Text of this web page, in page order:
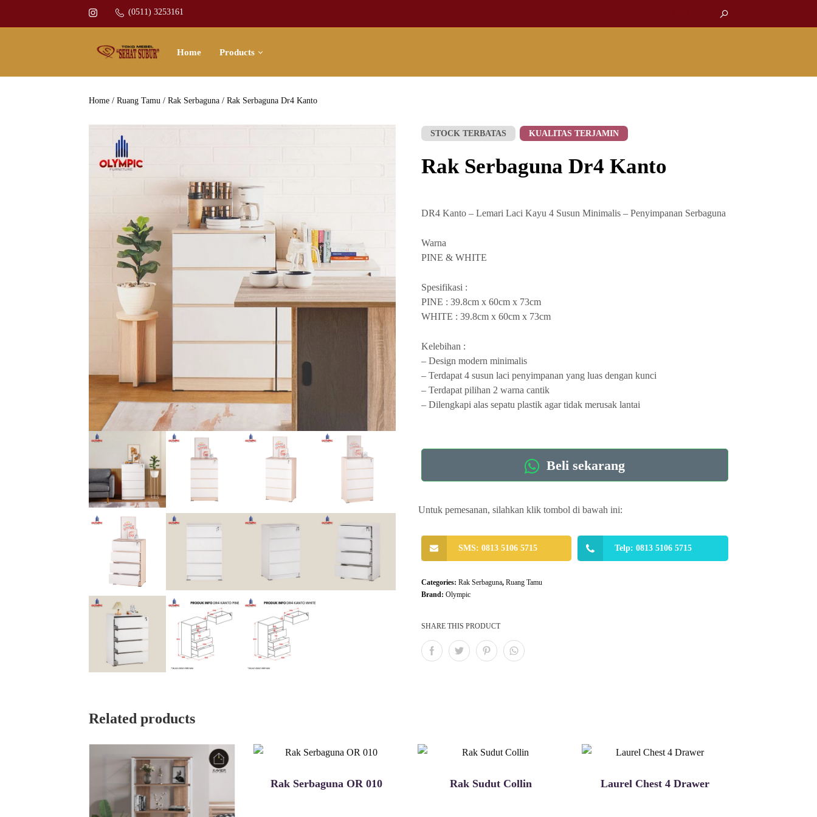
(0511) 3253161
Home Products
Home /Ruang Tamu /Rak Serbaguna / Rak Serbaguna Dr4 Kanto
STOCK TERBATAS KUALITAS TERJAMIN
Rak Serbaguna Dr4 Kanto
DR4 Kanto – Lemari Laci Kayu 4 Susun Minimalis – Penyimpanan Serbaguna
Warna
PINE & WHITE
Spesifikasi :
PINE : 39.8cm x 60cm x 73cm
WHITE : 39.8cm x 60cm x 73cm
Kelebihan :
– Design modern minimalis
– Terdapat 4 susun laci penyimpanan yang luas dengan kunci
– Terdapat pilihan 2 warna cantik
– Dilengkapi alas sepatu plastik agar tidak merusak lantai
Beli sekarang
Untuk pemesanan, silahkan klik tombol di bawah ini:
SMS: 0813 5106 5715 Telp: 0813 5106 5715
Categories:Rak Serbaguna,Ruang Tamu
Brand:Olympic
SHARE THIS PRODUCT
Related products
Rak Serbaguna OR 010 Rak Sudut Collin Laurel Chest 4 Drawer